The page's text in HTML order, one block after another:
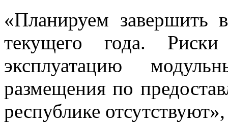
«Планируем завершить
текущего года.
эксплуатацию
размещения по
республике